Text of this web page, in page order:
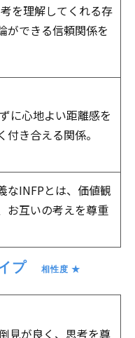
を理解してくれる存
ができる信頼関係を
に心地よい距離感を
き合える関係。
なINFPとは、価値観
お互いの考えを尊重
イプ 相性度 ★
見が良く、思考を尊